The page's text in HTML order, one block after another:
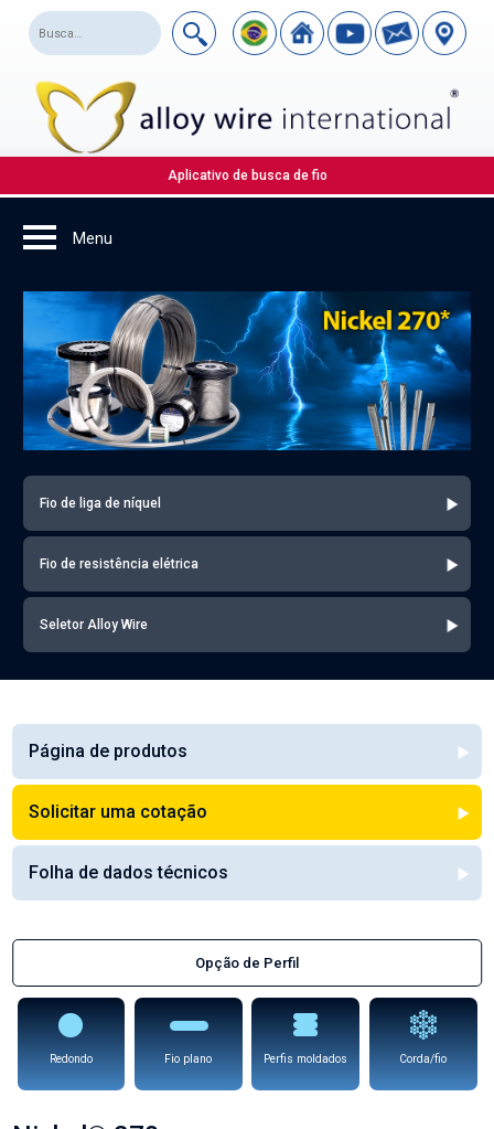
Aplicativo de busca de fio
Fio de liga de níquel
Fio de resistência elétrica
Seletor Alloy Wire
Página de produtos
Solicitar uma cotação
Folha de dados técnicos
Opção de Perfil
Redondo Fio plano Perfis moldados Corda/fio